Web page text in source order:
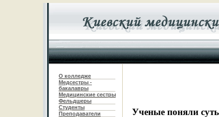
О колледже
Медсестры -
бакалавры
Медицинские сестры
Фельдшеры
Студенты
Преподаватели
Ученые поняли